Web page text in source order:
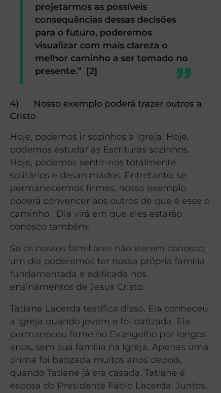
projetarmos as possíveis
consequências dessas decisões
para o futuro, poderemos
visualizar com mais clareza o
melhor caminho a ser tomado no
presente.” [2]
4)
Nosso exemplo poderá trazer outros a
Cristo
Hoje, podemos ir sozinhos a Igreja. Hoje,
podemos estudar as Escrituras sozinhos.
Hoje, podemos sentir-nos totalmente
solitários e desanimados. Entretanto, se
permanecermos firmes, nosso exemplo
poderá convencer aos outros de que é esse o
caminho. Dia virá em que eles estarão
conosco também.
Se os nossos familiares não vierem conosco,
um dia poderemos ter nossa própria família
fundamentada e edificada nos
ensinamentos de Jesus Cristo.
Tatiane Lacerda testifica disso. Ela conheceu
a Igreja quando jovem e foi batizada. Ela
permaneceu firme no Evangelho por longos
anos, sem sua família na Igreja. Apenas uma
prima foi batizada muitos anos depois,
quando Tatiane já era casada. Tatiane é
esposa do Presidente Fábio Lacerda. Juntos,